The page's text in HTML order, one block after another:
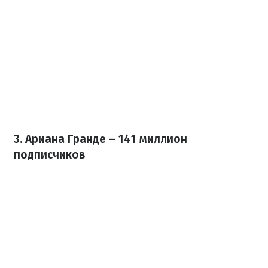
3. Ариана Гранде – 141 миллион
подписчиков